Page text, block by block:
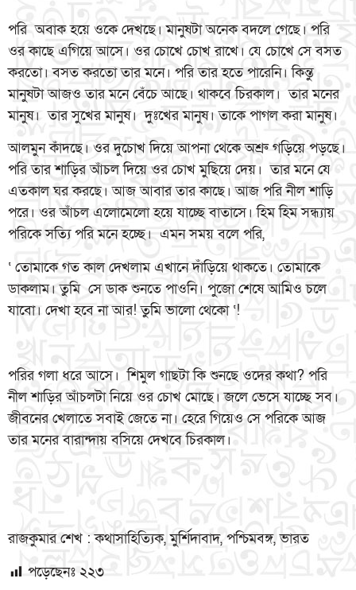
পরি অবাক হয়ে ওকে দেখছে। মানুষটা অনেক বদলে গেছে। পরি
ওর কাছে এগিয়ে আসে। ওর চোখে চোখ রাখে। যে চোখে সে বসত
করতো। বসত করতো তার মনে। পরি তার হতে পারেনি। কিন্তু
মানুষটা আজও তার মনে বেঁচে আছে। থাকবে চিরকাল। তার মনের
মানুষ। তার সুখের মানুষ। দুঃখের মানুষ। তাকে পাগল করা মানুষ।
আলমুন কাঁদছে। ওর দুচোখ দিয়ে আপনা থেকে অশ্রু গড়িয়ে পড়ছে।
পরি তার শাড়ির আঁচল দিয়ে ওর চোখ মুছিয়ে দেয়। তার মনে যে
এতকাল ঘর করছে। আজ আবার তার কাছে। আজ পরি নীল শাড়ি
পরে। ওর আঁচল এলোমেলো হয়ে যাচ্ছে বাতাসে। হিম হিম সন্ধ্যায়
পরিকে সত্যি পরি মনে হচ্ছে। এমন সময় বলে পরি,
‘ তোমাকে গত কাল দেখলাম এখানে দাঁড়িয়ে থাকতে। তোমাকে
ডাকলাম। তুমি সে ডাক শুনতে পাওনি। পুজো শেষে আমিও চলে
যাবো। দেখা হবে না আর! তুমি ভালো থেকো ‘!
পরির গলা ধরে আসে। শিমুল গাছটা কি শুনছে ওদের কথা? পরি
নীল শাড়ির আঁচলটা নিয়ে ওর চোখ মোছে। জলে ভেসে যাচ্ছে সব।
জীবনের খেলাতে সবাই জেতে না। হেরে গিয়েও সে পরিকে আজ
তার মনের বারান্দায় বসিয়ে দেখবে চিরকাল।
রাজকুমার শেখ : কথাসাহিত্যিক, মুর্শিদাবাদ, পশ্চিমবঙ্গ, ভারত
পড়েছেনঃ ২২৩